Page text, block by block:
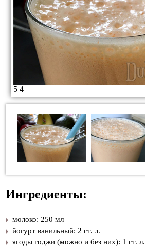
5 4
Ингредиенты:
молоко: 250 мл
йогурт ванильный: 2 ст. л.
ягоды годжи (можно и без них): 1 ст. л.